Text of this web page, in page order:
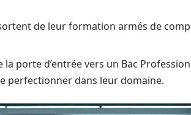
de leur formation armés de
la porte d’entrée vers un Bac
perfectionner dans leur domaine.